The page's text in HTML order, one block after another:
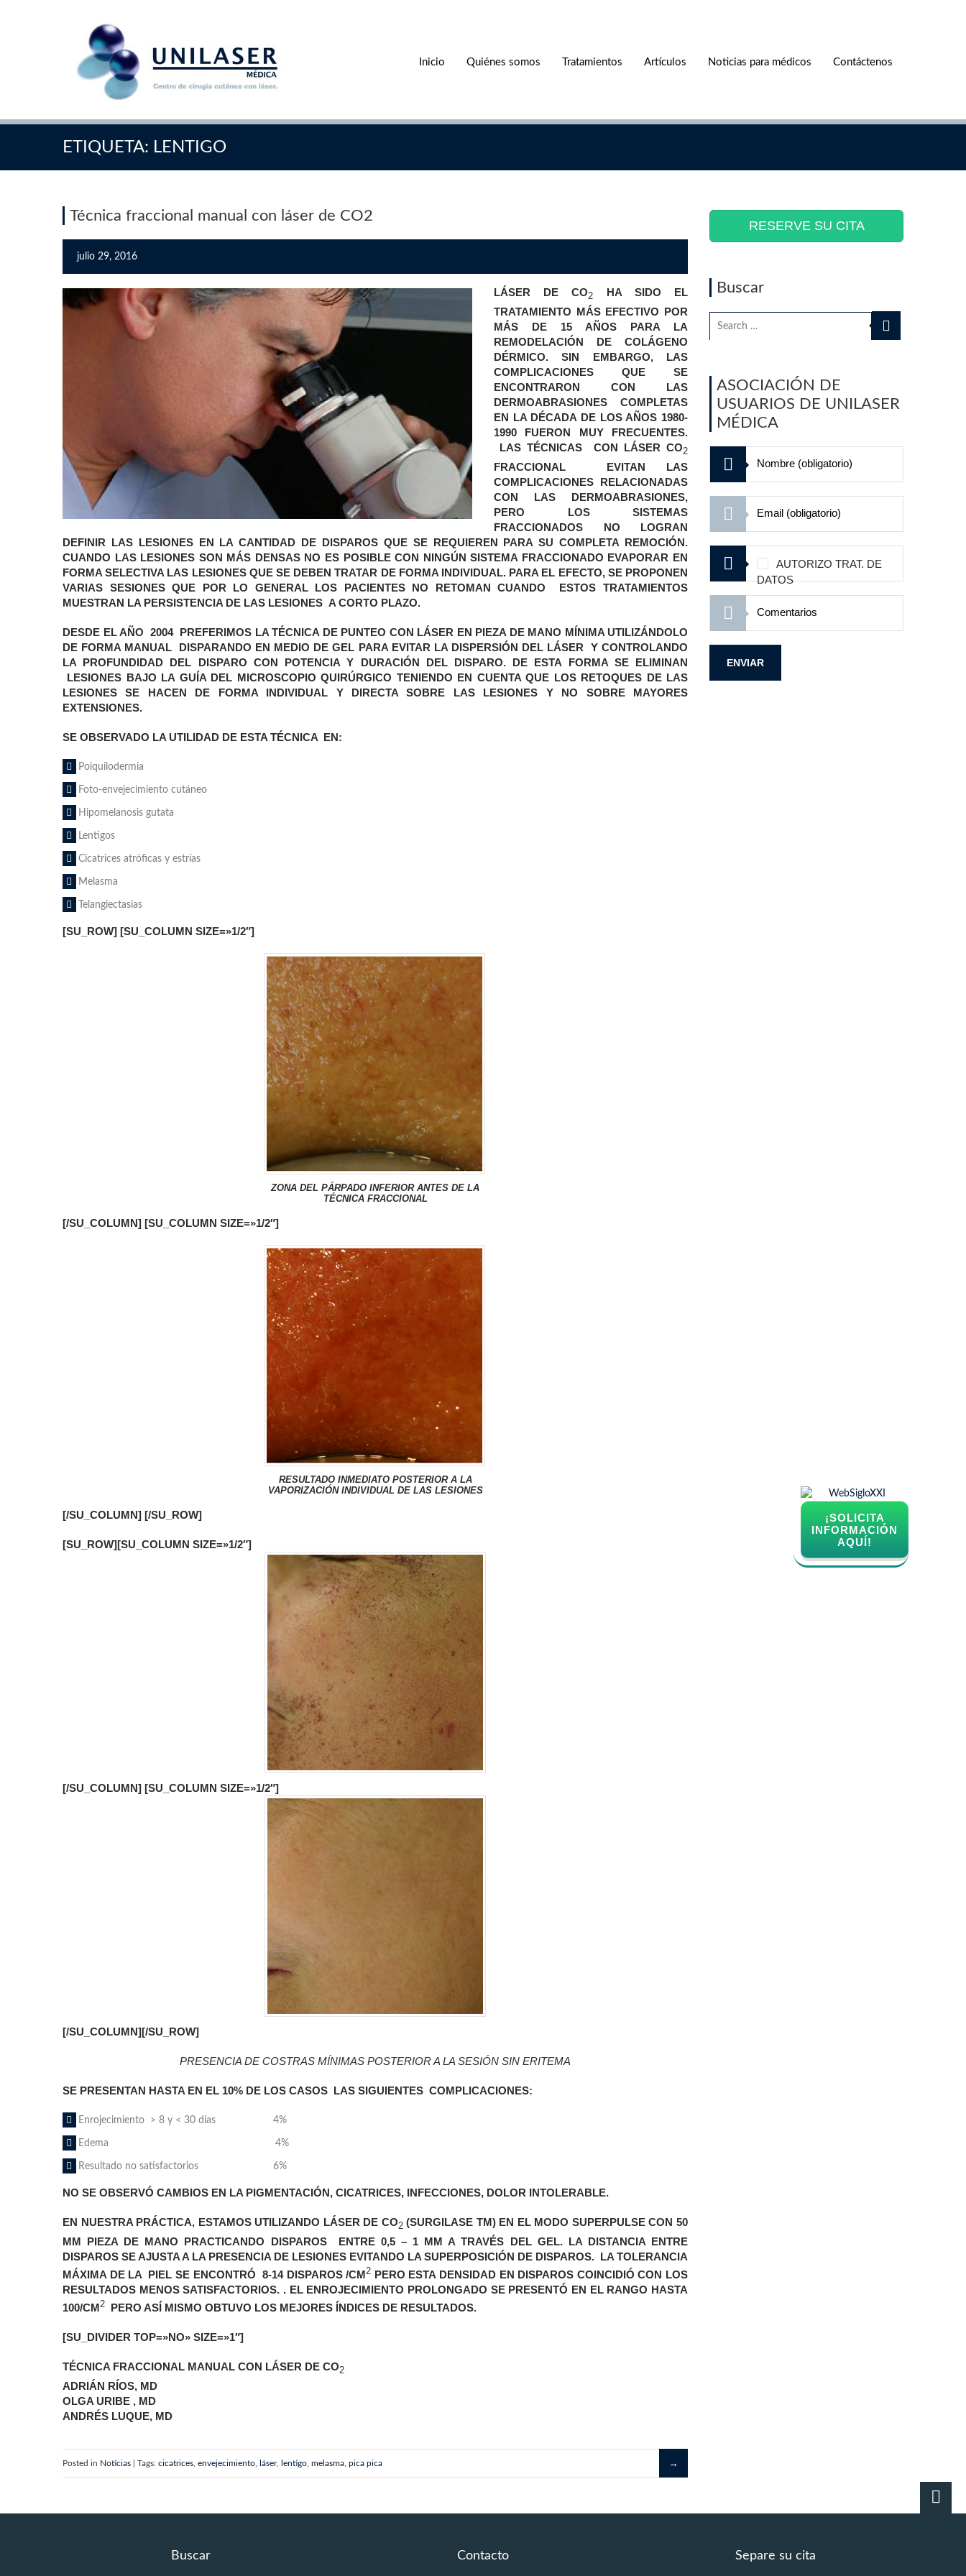
Inicio Quiénes somos Tratamientos Artículos Noticias para médicos Contáctenos
ETIQUETA: LENTIGO
RESERVE SU CITA
Buscar
ASOCIACIÓN DE
USUARIOS DE UNILASER
MÉDICA
AUTORIZO TRAT. DE
DATOS
Técnica fraccional manual con láser de CO2
julio 29, 2016
LÁSER DE CO2
HA SIDO EL
TRATAMIENTO MÁS EFECTIVO POR
MÁS DE 15 AÑOS PARA LA
REMODELACIÓN DE COLÁGENO
DÉRMICO. SIN EMBARGO, LAS
COMPLICACIONES QUE SE
ENCONTRARON CON LAS
DERMOABRASIONES COMPLETAS
EN LA DÉCADA DE LOS AÑOS 1980-
1990 FUERON MUY FRECUENTES.
LAS TÉCNICAS CON LÁSER CO2
FRACCIONAL EVITAN LAS
COMPLICACIONES RELACIONADAS
CON LAS DERMOABRASIONES,
PERO LOS SISTEMAS
FRACCIONADOS NO LOGRAN
DEFINIR LAS LESIONES EN LA CANTIDAD DE DISPAROS QUE SE REQUIEREN PARA SU COMPLETA REMOCIÓN.
CUANDO LAS LESIONES SON MÁS DENSAS NO ES POSIBLE CON NINGÚN SISTEMA FRACCIONADO EVAPORAR EN
FORMA SELECTIVA LAS LESIONES QUE SE DEBEN TRATAR DE FORMA INDIVIDUAL. PARA EL EFECTO, SE PROPONEN
VARIAS SESIONES QUE POR LO GENERAL LOS PACIENTES NO RETOMAN CUANDO ESTOS TRATAMIENTOS
MUESTRAN LA PERSISTENCIA DE LAS LESIONES A CORTO PLAZO.
DESDE EL AÑO 2004 PREFERIMOS LA TÉCNICA DE PUNTEO CON LÁSER EN PIEZA DE MANO MÍNIMA UTILIZÁNDOLO
DE FORMA MANUAL DISPARANDO EN MEDIO DE GEL PARA EVITAR LA DISPERSIÓN DEL LÁSER Y CONTROLANDO
LA PROFUNDIDAD DEL DISPARO CON POTENCIA Y DURACIÓN DEL DISPARO. DE ESTA FORMA SE ELIMINAN
LESIONES BAJO LA GUÍA DEL MICROSCOPIO QUIRÚRGICO TENIENDO EN CUENTA QUE LOS RETOQUES DE LAS
LESIONES SE HACEN DE FORMA INDIVIDUAL Y DIRECTA SOBRE LAS LESIONES Y NO SOBRE MAYORES
EXTENSIONES.
SE OBSERVADO LA UTILIDAD DE ESTA TÉCNICA EN:
Poiquilodermia
Foto-envejecimiento cutáneo
Hipomelanosis gutata
Lentigos
Cicatrices atróficas y estrías
Melasma
Telangiectasias
[SU_ROW] [SU_COLUMN SIZE=»1/2″]
ZONA DEL PÁRPADO INFERIOR ANTES DE LA
TÉCNICA FRACCIONAL
[/SU_COLUMN] [SU_COLUMN SIZE=»1/2″]
RESULTADO INMEDIATO POSTERIOR A LA
VAPORIZACIÓN INDIVIDUAL DE LAS LESIONES
[/SU_COLUMN] [/SU_ROW]
[SU_ROW][SU_COLUMN SIZE=»1/2″]
[/SU_COLUMN] [SU_COLUMN SIZE=»1/2″]
[/SU_COLUMN][/SU_ROW]
PRESENCIA DE COSTRAS MÍNIMAS POSTERIOR A LA SESIÓN SIN ERITEMA
SE PRESENTAN HASTA EN EL 10% DE LOS CASOS LAS SIGUIENTES COMPLICACIONES:
Enrojecimiento > 8 y < 30 días 4%
Edema 4%
Resultado no satisfactorios 6%
NO SE OBSERVÓ CAMBIOS EN LA PIGMENTACIÓN, CICATRICES, INFECCIONES, DOLOR INTOLERABLE.
EN NUESTRA PRÁCTICA, ESTAMOS UTILIZANDO LÁSER DE CO2(SURGILASE TM) EN EL MODO SUPERPULSE CON 50
MM PIEZA DE MANO PRACTICANDO DISPAROS ENTRE 0,5 – 1 MM A TRAVÉS DEL GEL. LA DISTANCIA ENTRE
DISPAROS SE AJUSTA A LA PRESENCIA DE LESIONES EVITANDO LA SUPERPOSICIÓN DE DISPAROS. LA TOLERANCIA
MÁXIMA DE LA PIEL SE ENCONTRÓ 8-14 DISPAROS /CM2 PERO ESTA DENSIDAD EN DISPAROS COINCIDIÓ CON LOS
RESULTADOS MENOS SATISFACTORIOS. . EL ENROJECIMIENTO PROLONGADO SE PRESENTÓ EN EL RANGO HASTA
100/CM2 PERO ASÍ MISMO OBTUVO LOS MEJORES ÍNDICES DE RESULTADOS.
[SU_DIVIDER TOP=»NO» SIZE=»1″]
TÉCNICA FRACCIONAL MANUAL CON LÁSER DE CO2
ADRIÁN RÍOS, MD
OLGA URIBE , MD
ANDRÉS LUQUE, MD
Posted in Noticias | Tags: cicatrices envejecimiento láser, lentigo melasma pica pica
Buscar Contacto Separe su cita
¡SOLICITA
INFORMACIÓN
AQUÍ!